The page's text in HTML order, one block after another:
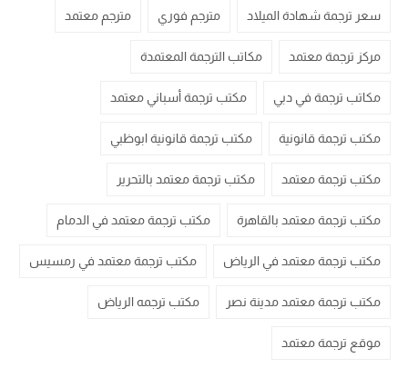
سعر ترجمة شهادة الميلاد مترجم فوري مترجم معتمد
مركز ترجمة معتمد مكاتب الترجمة المعتمدة
مكاتب ترجمة في دبي مكتب ترجمة أسباني معتمد
مكتب ترجمة قانونية مكتب ترجمة قانونية ابوظبي
مكتب ترجمة معتمد مكتب ترجمة معتمد بالتحرير
مكتب ترجمة معتمد بالقاهرة مكتب ترجمة معتمد في الدمام
مكتب ترجمة معتمد في الرياض مكتب ترجمة معتمد في رمسيس
مكتب ترجمة معتمد مدينة نصر مكتب ترجمه الرياض
موقع ترجمة معتمد